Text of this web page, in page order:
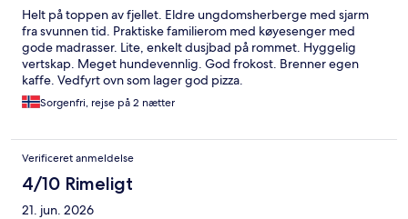
Helt på toppen av fjellet. Eldre ungdomsherberge med sjarm
fra svunnen tid. Praktiske familierom med køyesenger med
gode madrasser. Lite, enkelt dusjbad på rommet. Hyggelig
vertskap. Meget hundevennlig. God frokost. Brenner egen
kaffe. Vedfyrt ovn som lager god pizza.
Sorgenfri, rejse på 2 nætter
Verificeret anmeldelse
4/10 Rimeligt
21. jun. 2026